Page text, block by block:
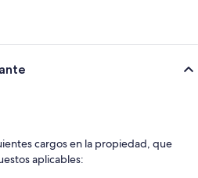
cargos en la propiedad, que
aplicables: